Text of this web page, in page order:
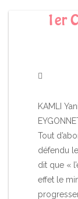
1er
KAMLI
Tout
défendu
dit que «
effet le